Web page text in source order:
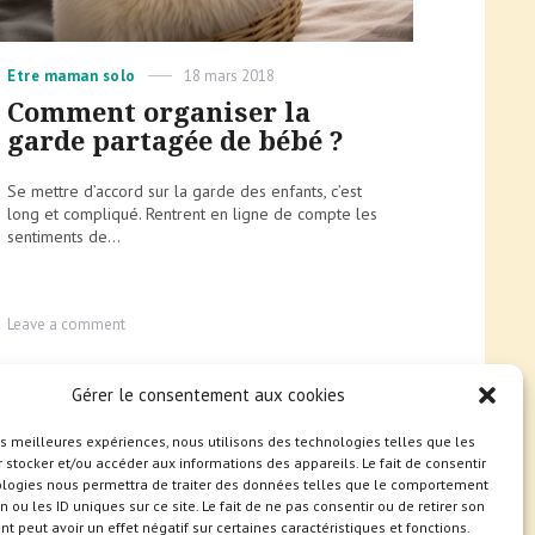
Gérer le consentement aux cookies
meilleures expériences, nous utilisons des technologies telles que les
stocker et/ou accéder aux informations des appareils. Le fait de consentir
nous permettra de traiter des données telles que le comportement
ou les ID uniques sur ce site. Le fait de ne pas consentir ou de retirer son
peut avoir un effet négatif sur certaines caractéristiques et fonctions.
Categories
Etre maman solo
Posted
18 mars 2018
Comment organiser la
garde partagée de bébé ?
Se mettre d’accord sur la garde des enfants, c’est
long et compliqué. Rentrent en ligne de compte les
sentiments de...
Leave a commenton
la
de
bébé
?